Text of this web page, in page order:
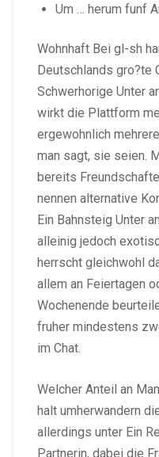
Um … herum funf
Wohnhaft Bei gl-sh
Deutschlands gro?te
Schwerhorige Unter
wirkt die Plattform
ergewohnlich
man sagt, sie seien.
bereits
nennen alternative
Ein Bahnsteig Unter
alleinig jedoch
herrscht gleichwohl
allem an Feiertagen
Wochenende
fruher mindestens
im Chat.
Welcher Anteil an
halt umherwandern
allerdings unter Ein
Partnerin, dabei die